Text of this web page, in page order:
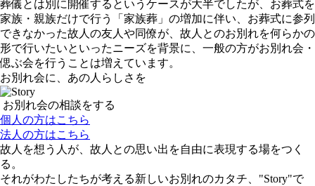
葬儀とは別に開催するというケースが大半でしたが、お葬式を
家族・親族だけで行う「家族葬」の増加に伴い、お葬式に参列
できなかった故人の友人や同僚が、故人とのお別れを何らかの
形で行いたいといったニーズを背景に、一般の方がお別れ会・
偲ぶ会を行うことは増えています。
お別れ会に、あの人らしさを
お別れ会の相談をする
個人の方はこちら
法人の方はこちら
故人を想う人が、故人との思い出を自由に表現する場をつく
る。
それがわたしたちが考える新しいお別れのカタチ、"Story"で